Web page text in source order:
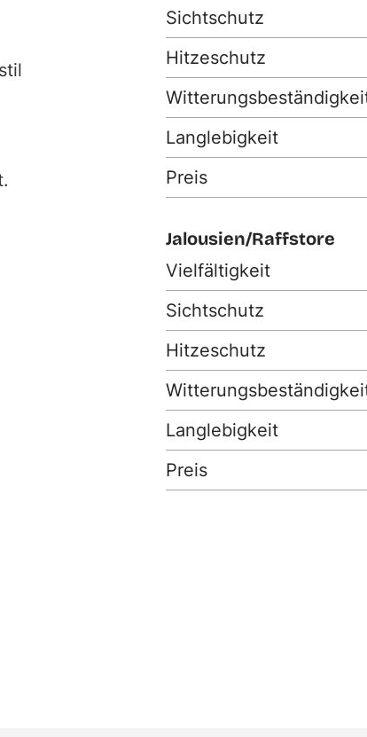
Sichtschutz
Hitzeschutz
Langlebigkeit
Preis
Jalousien/Raffstore
Vielfältigkeit
Sichtschutz
Hitzeschutz
Langlebigkeit
Preis